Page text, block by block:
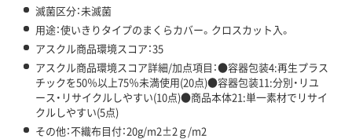
滅菌区分：未滅菌
用途：使いきりタイプのまくらカバー。クロスカット入。
アスクル商品環境スコア：35
アスクル商品環境スコア詳細/加点項目：●容器包装4:再生プラス
チックを50％以上75％未満使用(20点)●容器包装11:分別・リユ
ース・リサイクルしやすい(10点)●商品本体21:単一素材でリサイ
クルしやすい(5点)
その他：不織布目付：20g/m2±2ｇ/m2